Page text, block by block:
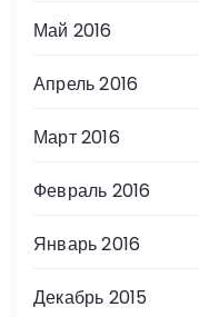
Май 2016
Апрель 2016
Март 2016
Февраль 2016
Январь 2016
Декабрь 2015